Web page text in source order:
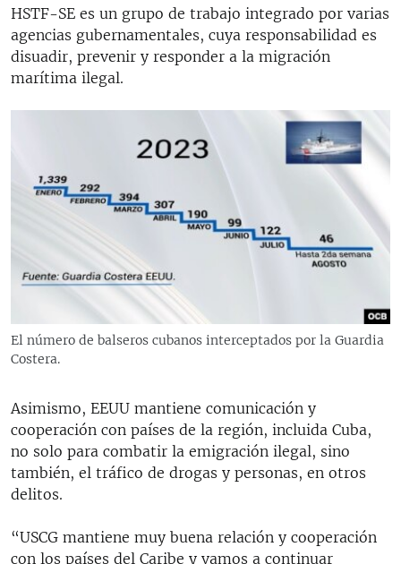
HSTF-SE es un grupo de trabajo integrado por varias
agencias gubernamentales, cuya responsabilidad es
disuadir, prevenir y responder a la migración
marítima ilegal.
El número de balseros cubanos interceptados por la Guardia
Costera.
Asimismo, EEUU mantiene comunicación y
cooperación con países de la región, incluida Cuba,
no solo para combatir la emigración ilegal, sino
también, el tráfico de drogas y personas, en otros
delitos.
“USCG mantiene muy buena relación y cooperación
con los países del Caribe y vamos a continuar